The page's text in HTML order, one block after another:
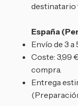
destinatario
España
Envío de 3 a
Coste: 3,99
compra.
Entrega